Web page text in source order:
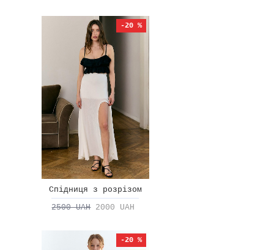
-20 %
Спідниця з розрізом
2500 UAH 2000 UAH
-20 %